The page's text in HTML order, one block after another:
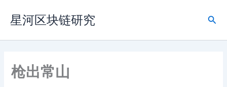
容
星河区块链研究
搜
枪出常山